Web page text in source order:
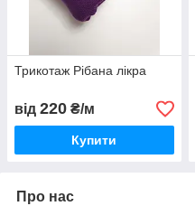
Трикотаж Рібана лікра
від 220 ₴/м
Купити
Про нас